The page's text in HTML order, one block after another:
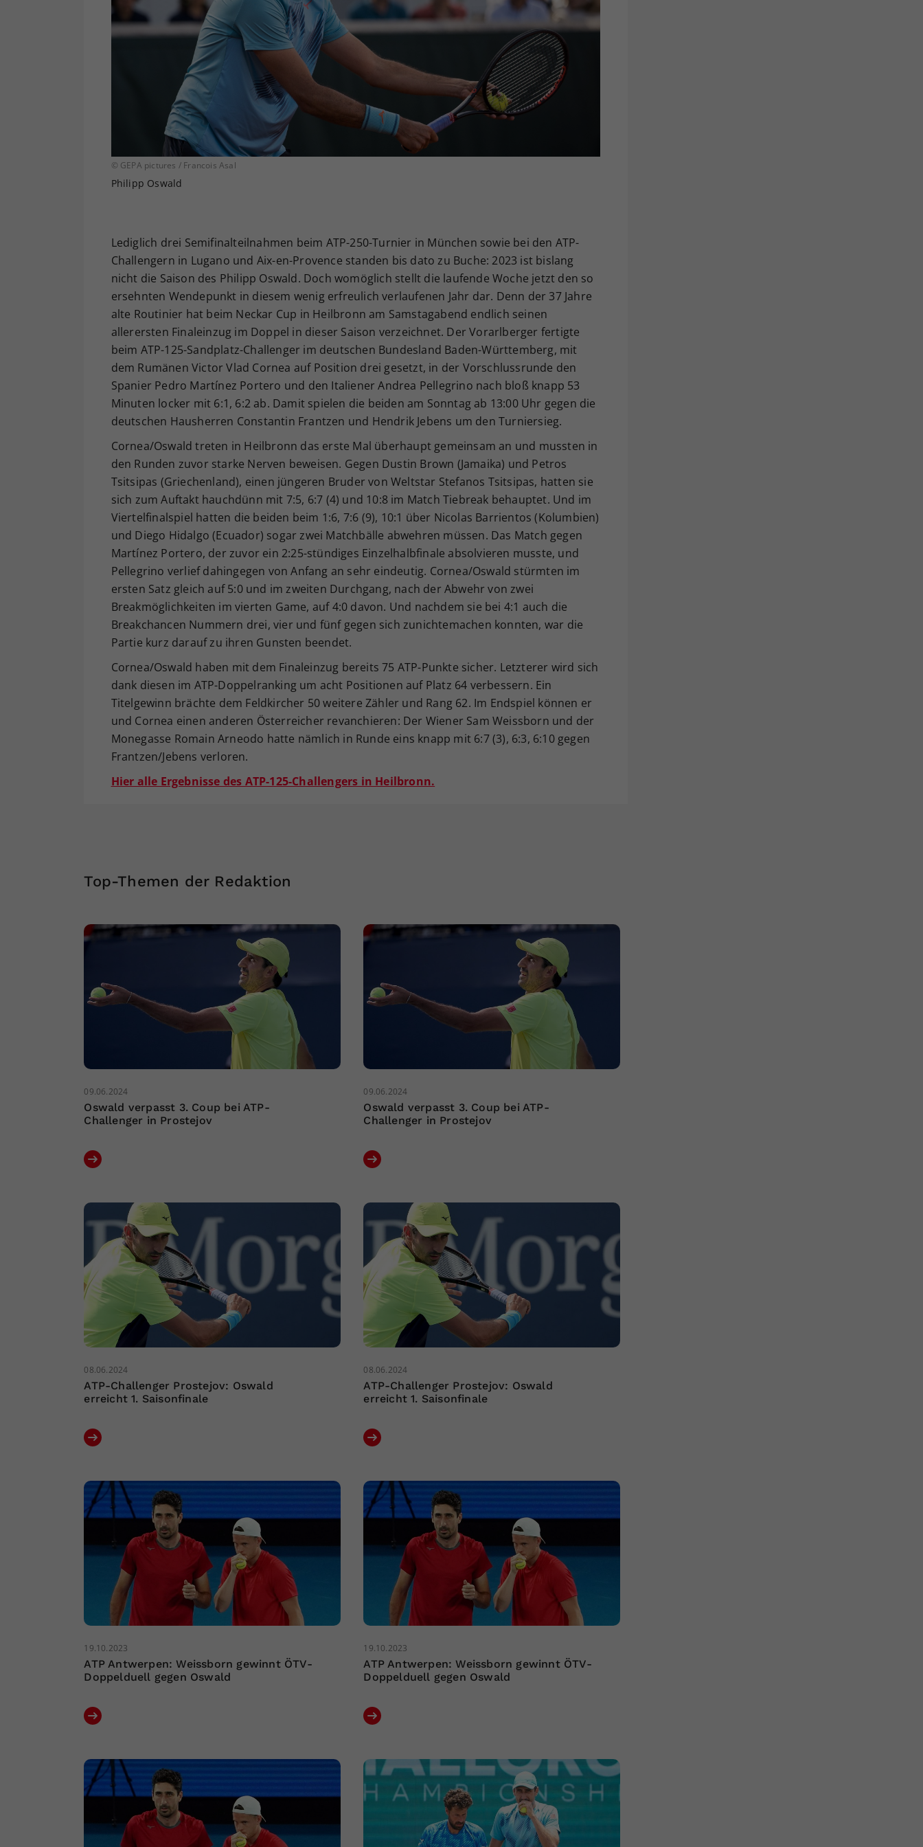
© GEPA pictures / Francois Asal
Philipp Oswald
Lediglich drei Semifinalteilnahmen beim ATP-250-Turnier in München sowie bei den ATP-
Challengern in Lugano und Aix-en-Provence standen bis dato zu Buche: 2023 ist bislang
nicht die Saison des Philipp Oswald. Doch womöglich stellt die laufende Woche jetzt den so
ersehnten Wendepunkt in diesem wenig erfreulich verlaufenen Jahr dar. Denn der 37 Jahre
alte Routinier hat beim Neckar Cup in Heilbronn am Samstagabend endlich seinen
allerersten Finaleinzug im Doppel in dieser Saison verzeichnet. Der Vorarlberger fertigte
beim ATP-125-Sandplatz-Challenger im deutschen Bundesland Baden-Württemberg, mit
dem Rumänen Victor Vlad Cornea auf Position drei gesetzt, in der Vorschlussrunde den
Spanier Pedro Martínez Portero und den Italiener Andrea Pellegrino nach bloß knapp 53
Minuten locker mit 6:1, 6:2 ab. Damit spielen die beiden am Sonntag ab 13:00 Uhr gegen die
deutschen Hausherren Constantin Frantzen und Hendrik Jebens um den Turniersieg.
Cornea/Oswald treten in Heilbronn das erste Mal überhaupt gemeinsam an und mussten in
den Runden zuvor starke Nerven beweisen. Gegen Dustin Brown (Jamaika) und Petros
Tsitsipas (Griechenland), einen jüngeren Bruder von Weltstar Stefanos Tsitsipas, hatten sie
sich zum Auftakt hauchdünn mit 7:5, 6:7 (4) und 10:8 im Match Tiebreak behauptet. Und im
Viertelfinalspiel hatten die beiden beim 1:6, 7:6 (9), 10:1 über Nicolas Barrientos (Kolumbien)
und Diego Hidalgo (Ecuador) sogar zwei Matchbälle abwehren müssen. Das Match gegen
Martínez Portero, der zuvor ein 2:25-stündiges Einzelhalbfinale absolvieren musste, und
Pellegrino verlief dahingegen von Anfang an sehr eindeutig. Cornea/Oswald stürmten im
ersten Satz gleich auf 5:0 und im zweiten Durchgang, nach der Abwehr von zwei
Breakmöglichkeiten im vierten Game, auf 4:0 davon. Und nachdem sie bei 4:1 auch die
Breakchancen Nummern drei, vier und fünf gegen sich zunichtemachen konnten, war die
Partie kurz darauf zu ihren Gunsten beendet.
Cornea/Oswald haben mit dem Finaleinzug bereits 75 ATP-Punkte sicher. Letzterer wird sich
dank diesen im ATP-Doppelranking um acht Positionen auf Platz 64 verbessern. Ein
Titelgewinn brächte dem Feldkircher 50 weitere Zähler und Rang 62. Im Endspiel können er
und Cornea einen anderen Österreicher revanchieren: Der Wiener Sam Weissborn und der
Monegasse Romain Arneodo hatte nämlich in Runde eins knapp mit 6:7 (3), 6:3, 6:10 gegen
Frantzen/Jebens verloren.
Hier alle Ergebnisse des ATP-125-Challengers in Heilbronn.
Top-Themen der Redaktion
09.06.2024
Oswald verpasst 3. Coup bei ATP-
Challenger in Prostejov
09.06.2024
Oswald verpasst 3. Coup bei ATP-
Challenger in Prostejov
08.06.2024
ATP-Challenger Prostejov: Oswald
erreicht 1. Saisonfinale
08.06.2024
ATP-Challenger Prostejov: Oswald
erreicht 1. Saisonfinale
19.10.2023
ATP Antwerpen: Weissborn gewinnt ÖTV-
Doppelduell gegen Oswald
19.10.2023
ATP Antwerpen: Weissborn gewinnt ÖTV-
Doppelduell gegen Oswald
Ihrer vorgenommen Einstellungen, falls der
Webseiten-Betreiber dies eingestellt hat.